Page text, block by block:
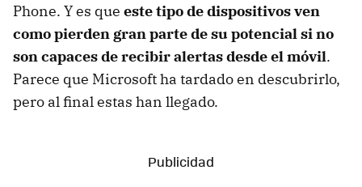
Phone. Y es que este tipo de dispositivos ven
como pierden gran parte de su potencial si no
son capaces de recibir alertas desde el móvil.
Parece que Microsoft ha tardado en descubrirlo,
pero al final estas han llegado.